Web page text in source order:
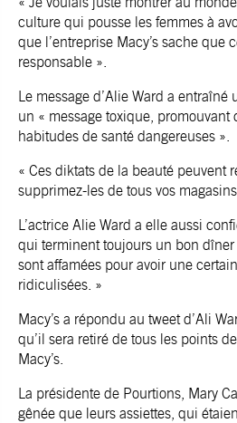
culture qui pousse les femmes à
que l’entreprise Macy’s sache que
responsable ».
Le message d’Alie Ward a
un « message toxique,
habitudes de santé dangereuses ».
« Ces diktats de la beauté peuvent
supprimez-les de tous vos
L’actrice Alie Ward a elle aussi
qui terminent toujours un bon dîner
sont affamées pour avoir une
ridiculisées. »
Macy’s a répondu au tweet d’Ali
qu’il sera retiré de tous les points
Macy’s.
La présidente de Pourtions, Mary
gênée que leurs assiettes, qui